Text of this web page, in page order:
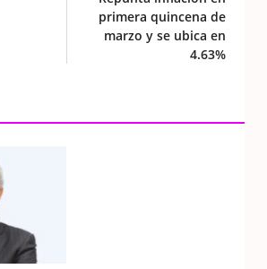
primera quincena de
marzo y se ubica en
4.63%